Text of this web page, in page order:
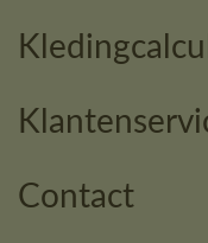
Contact